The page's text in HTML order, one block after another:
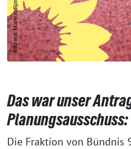
Das war unser
Planungsausschuss:
Die Fraktion von Bündnis